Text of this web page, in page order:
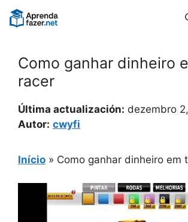
Pular
para
Como ganhar dinheiro
racer
Última actualización: dezembro
Autor: cwyfi
Início » Como ganhar dinheiro em